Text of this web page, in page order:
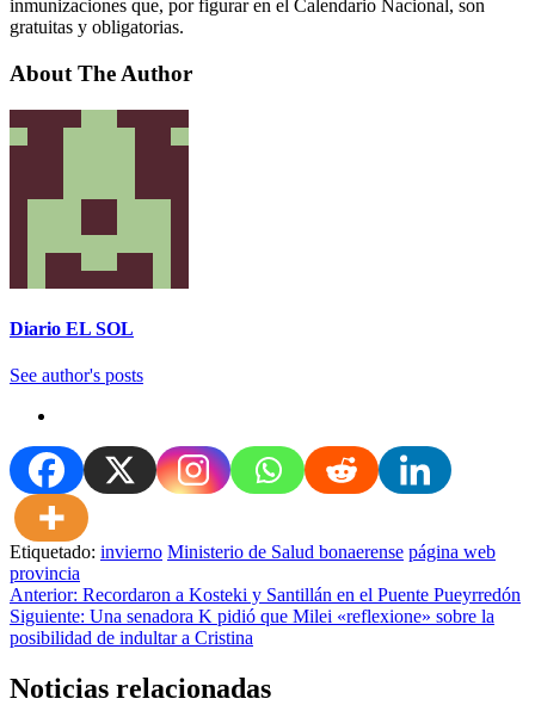
inmunizaciones que, por figurar en el Calendario Nacional, son
gratuitas y obligatorias.
About The Author
Diario EL SOL
See author's posts
Etiquetado: invierno Ministerio de Salud bonaerense página web
provincia
Navegación
de
Anterior: Recordaron a Kosteki y Santillán en el Puente Pueyrredón
Siguiente: Una senadora K pidió que Milei «reflexione» sobre la
posibilidad de indultar a Cristina
Noticias relacionadas